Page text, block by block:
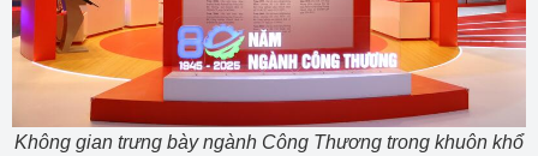
Không gian trưng bày ngành Công Thương trong khuôn khổ